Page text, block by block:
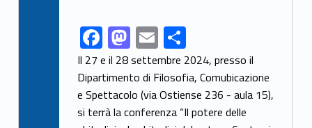
Link identifier share facebook archive #share-link-archive-68272F
ac
e
b
M
as
to
d
E
m
ai
l
C
o
n
di
Il 27 e il 28 settembre 2024, presso il
Dipartimento di Filosofia, Comubicazione
e Spettacolo (via Ostiense 236 - aula 15),
si terrà la conferenza “Il potere delle